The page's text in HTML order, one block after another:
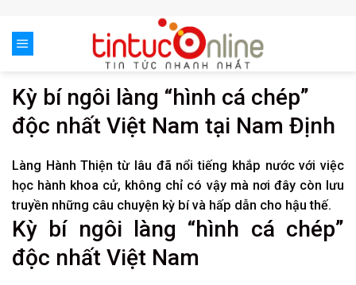
content
Kỳ bí ngôi làng “hình cá chép”
độc nhất Việt Nam tại Nam Định
Làng Hành Thiện từ lâu đã nổi tiếng khắp nước với việc
học hành khoa cử, không chỉ có vậy mà nơi đây còn lưu
truyền những câu chuyện kỳ bí và hấp dẫn cho hậu thế.
Kỳ bí ngôi làng “hình cá chép”
độc nhất Việt Nam